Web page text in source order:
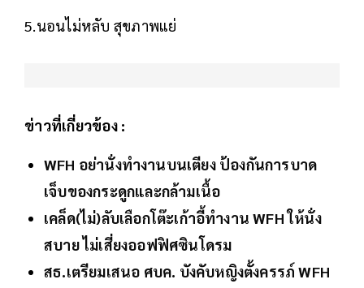
5.นอนไม่หลับ สุขภาพแย่
ข่าวที่เกี่ยวข้อง :
WFH อย่านั่งทำงานบนเตียง ป้องกันการบาด
เจ็บของกระดูกและกล้ามเนื้อ
เคล็ด(ไม่)ลับเลือกโต๊ะเก้าอี้ทำงาน WFH ให้นั่ง
สบาย ไม่เสี่ยงออฟฟิศซินโดรม
สธ.เตรียมเสนอ ศบค. บังคับหญิงตั้งครรภ์ WFH